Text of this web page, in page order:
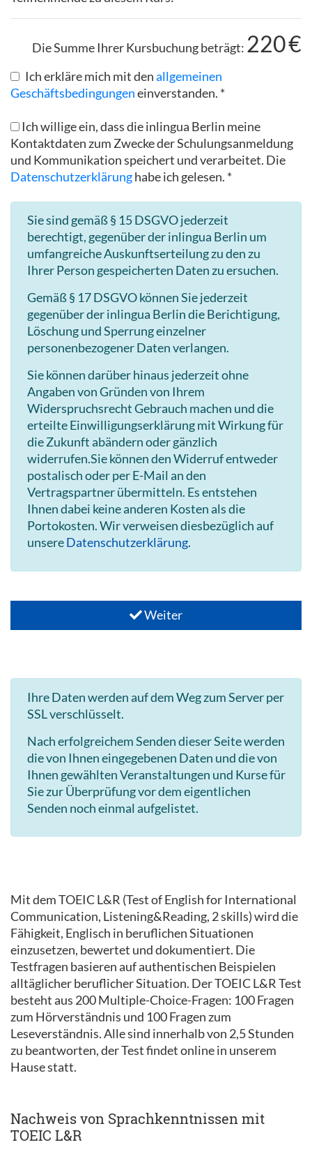
Die Summe Ihrer Kursbuchung beträgt: 220€
Ich erkläre mich mit denallgemeinen
Geschäftsbedingungeneinverstanden. *
Ich willige ein, dass die inlingua Berlin meine
Kontaktdaten zum Zwecke der Schulungsanmeldung
und Kommunikation speichert und verarbeitet. Die
Datenschutzerklärunghabe ich gelesen. *
Sie sind gemäß § 15 DSGVO jederzeit
berechtigt, gegenüber der inlingua Berlin um
umfangreiche Auskunftserteilung zu den zu
Ihrer Person gespeicherten Daten zu ersuchen.
Gemäß § 17 DSGVO können Sie jederzeit
gegenüber der inlingua Berlin die Berichtigung,
Löschung und Sperrung einzelner
personenbezogener Daten verlangen.
Sie können darüber hinaus jederzeit ohne
Angaben von Gründen von Ihrem
Widerspruchsrecht Gebrauch machen und die
erteilte Einwilligungserklärung mit Wirkung für
die Zukunft abändern oder gänzlich
widerrufen.Sie können den Widerruf entweder
postalisch oder per E-Mail an den
Vertragspartner übermitteln. Es entstehen
Ihnen dabei keine anderen Kosten als die
Portokosten. Wir verweisen diesbezüglich auf
unsereDatenschutzerklärung.
Weiter
Ihre Daten werden auf dem Weg zum Server per
SSL verschlüsselt.
Nach erfolgreichem Senden dieser Seite werden
die von Ihnen eingegebenen Daten und die von
Ihnen gewählten Veranstaltungen und Kurse für
Sie zur Überprüfung vor dem eigentlichen
Senden noch einmal aufgelistet.
Mit dem TOEIC L&R (Test of English for International
Communication, Listening&Reading, 2 skills) wird die
Fähigkeit, Englisch in beruflichen Situationen
einzusetzen, bewertet und dokumentiert. Die
Testfragen basieren auf authentischen Beispielen
alltäglicher beruflicher Situation. Der TOEIC L&R Test
besteht aus 200 Multiple-Choice-Fragen: 100 Fragen
zum Hörverständnis und 100 Fragen zum
Leseverständnis. Alle sind innerhalb von 2,5 Stunden
zu beantworten, der Test findet online in unserem
Hause statt.
Nachweis von Sprachkenntnissen mit
TOEIC L&R